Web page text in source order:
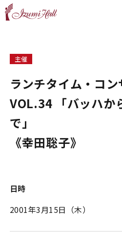
主催
ランチタイム・コン
VOL.34 「バッハか
で」
《幸田聡子》
日時
2001年3月15日（木）